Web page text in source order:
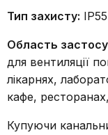
Тип захисту: IP55
Область
для вентиляції
лікарнях,
кафе,
Купуючи